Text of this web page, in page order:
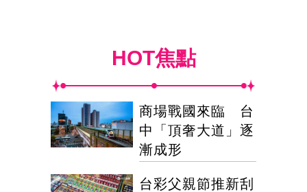
HOT焦點
商場戰國來臨 台
中「頂奢大道」逐
漸成形
台彩父親節推新刮